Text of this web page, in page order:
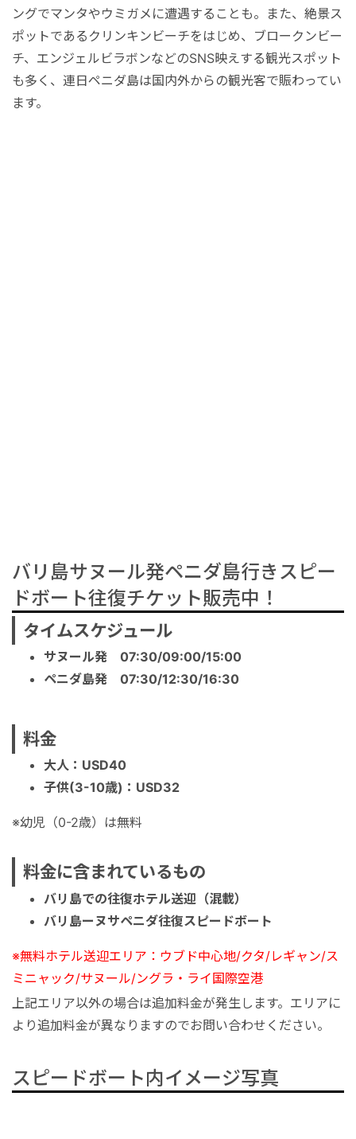
ングでマンタやウミガメに遭遇することも。また、絶景ス
ポットであるクリンキンビーチをはじめ、ブロークンビー
チ、エンジェルビラボンなどのSNS映えする観光スポット
も多く、連日ペニダ島は国内外からの観光客で賑わってい
ます。
バリ島サヌール発ペニダ島行きスピー
ドボート往復チケット販売中！
タイムスケジュール
サヌール発 07:30/09:00/15:00
ペニダ島発 07:30/12:30/16:30
料金
大人：USD40
子供(3-10歳)：USD32
※幼児（0-2歳）は無料
料金に含まれているもの
バリ島での往復ホテル送迎（混載）
バリ島ーヌサペニダ往復スピードボート
※無料ホテル送迎エリア：ウブド中心地/クタ/レギャン/ス
ミニャック/サヌール/ングラ・ライ国際空港
上記エリア以外の場合は追加料金が発生します。エリアに
より追加料金が異なりますのでお問い合わせください。
スピードボート内イメージ写真
サポート